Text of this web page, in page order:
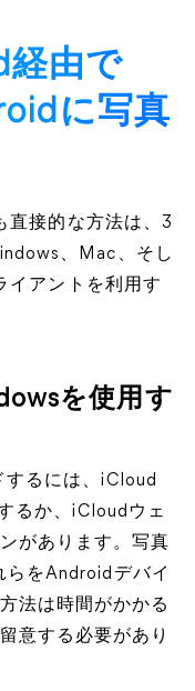
経由で
に写真
直接的な方法は、3
、Mac、そし
イアントを利用す
を使用す
るには、iCloud
るか、iCloudウェ
があります。写真
らをAndroidデバイ
法は時間がかかる
意する必要があり